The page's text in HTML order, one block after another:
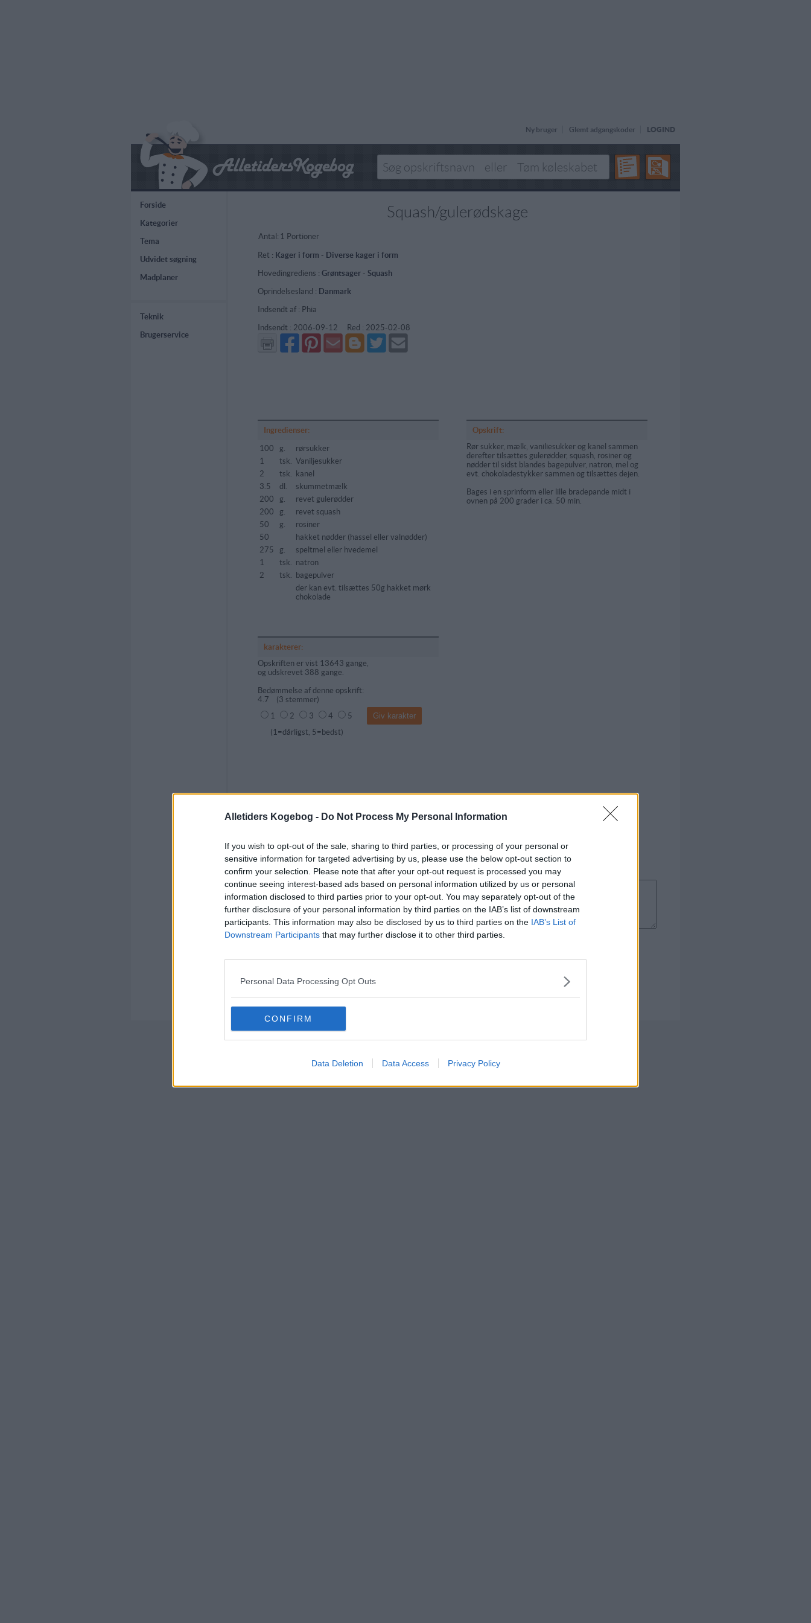
Alletiders Kogebog - Do Not Process My Personal Information
If you wish to opt-out of the sale, sharing to third parties, or processing of your personal or
sensitive information for targeted advertising by us, please use the below opt-out section to
confirm your selection. Please note that after your opt-out request is processed you may
continue seeing interest-based ads based on personal information utilized by us or personal
information disclosed to third parties prior to your opt-out. You may separately opt-out of the
further disclosure of your personal information by third parties on the IAB’s list of downstream
participants. This information may also be disclosed by us to third parties on the IAB’s List of
Downstream Participants that may further disclose it to other third parties.
Personal Data Processing Opt Outs
CONFIRM
Data Deletion Data Access Privacy Policy
Ny bruger Glemt adgangskoder LOGIND
Forside
Kategorier
Tema
Udvidet søgning
Madplaner
Teknik
Brugerservice
Squash/gulerødskage
Antal: 1 Portioner
Ret : Kager i form - Diverse kager i form
Hovedingrediens : Grøntsager- Squash
Oprindelsesland : Danmark
Indsendt af : Phia
Indsendt : 2006-09-12 Red : 2025-02-08
Del
på
Facebook
Del
på
Pinterest
Send
via
GMail
Del
på
Blogger
Del
på
Twitter
Send
mail
Ingredienser:
100
g.
rørsukker
1
tsk. Vaniljesukker
2
tsk. kanel
3.5
dl.
skummetmælk
200
g.
revet gulerødder
200
g.
revet squash
50
g.
rosiner
50
hakket nødder (hassel eller valnødder)
275
g.
speltmel eller hvedemel
1
tsk. natron
2
tsk. bagepulver
der kan evt. tilsættes 50g hakket mørk
chokolade
Opskrift:
Rør sukker, mælk, vaniliesukker og kanel sammen
derefter tilsættes gulerødder, squash, rosiner og
nødder til sidst blandes bagepulver, natron, mel og
evt. chokoladestykker sammen og tilsættes dejen.
Bages i en sprinform eller lille bradepande midt i
ovnen på 200 grader i ca. 50 min.
karakterer:
Opskriften er vist 13643 gange,
og udskrevet 388 gange.
Bedømmelse af denne opskrift:
4.7 (3 stemmer)
1
2 3 4
5
(1=dårligst, 5=bedst)
Kommentar fra:
Kommentar:
Kommentaren skal godkendes før den bliver synlig
Kommentarer
tfiyig-2007-05-06 11:29:57
er den god
Nyhedsmails - Privatlivspolitik